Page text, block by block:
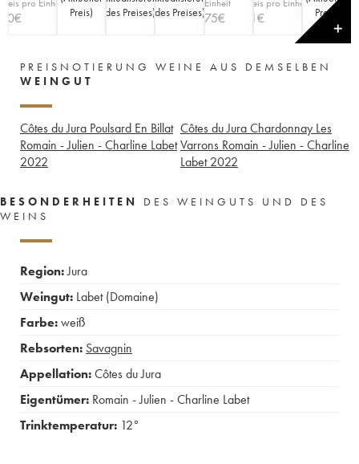
80€
Preis)
des Preises)des Preises)75€ 81€
Preis
✕
PREISNOTIERUNG WEINE AUS DEMSELBEN
WEINGUT
Côtes du Jura Poulsard En Billat
Romain - Julien - Charline Labet
2022
Côtes du Jura Chardonnay Les
Varrons Romain - Julien - Charline
Labet 2022
BESONDERHEITEN
DES WEINGUTS UND DES
WEINS
Region:Jura
Weingut: Labet (Domaine)
Farbe:weiß
Rebsorten: Savagnin
Appellation:Côtes du Jura
Eigentümer: Romain - Julien - Charline Labet
Trinktemperatur: 12°